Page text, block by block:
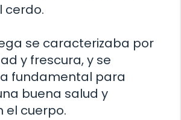
cerdo.
se caracterizaba por
y frescura, y se
fundamental para
buena salud y
el cuerpo.